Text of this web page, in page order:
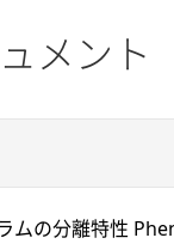
メント
ムの分離特性